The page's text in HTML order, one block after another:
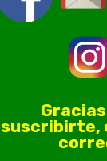
suscribirte,